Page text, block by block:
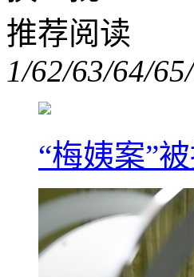
推荐阅读
1/62/63/64/6
“梅姨案”